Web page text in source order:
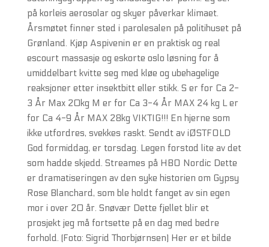
på korleis aerosolar og skyer påverkar klimaet.
Årsmøtet finner sted i parolesalen på politihuset på
Grønland. Kjøp Aspivenin er en praktisk og real
escourt massasje og eskorte oslo løsning for å
umiddelbart kvitte seg med kløe og ubehagelige
reaksjoner etter insektbitt eller stikk. S er for Ca 2-
3 År Max 20kg M er for Ca 3-4 År MAX 24 kg L er
for Ca 4-9 År MAX 28kg VIKTIG!!! En hjerne som
ikke utfordres, svekkes raskt. Sendt av iØSTFOLD
God formiddag, er torsdag. Legen forstod lite av det
som hadde skjedd. Streames på HBO Nordic Dette
er dramatiseringen av den syke historien om Gypsy
Rose Blanchard, som ble holdt fanget av sin egen
mor i over 20 år. Snøvær Dette fjellet blir et
prosjekt jeg må fortsette på en dag med bedre
forhold. (Foto: Sigrid Thorbjørnsen) Her er et bilde